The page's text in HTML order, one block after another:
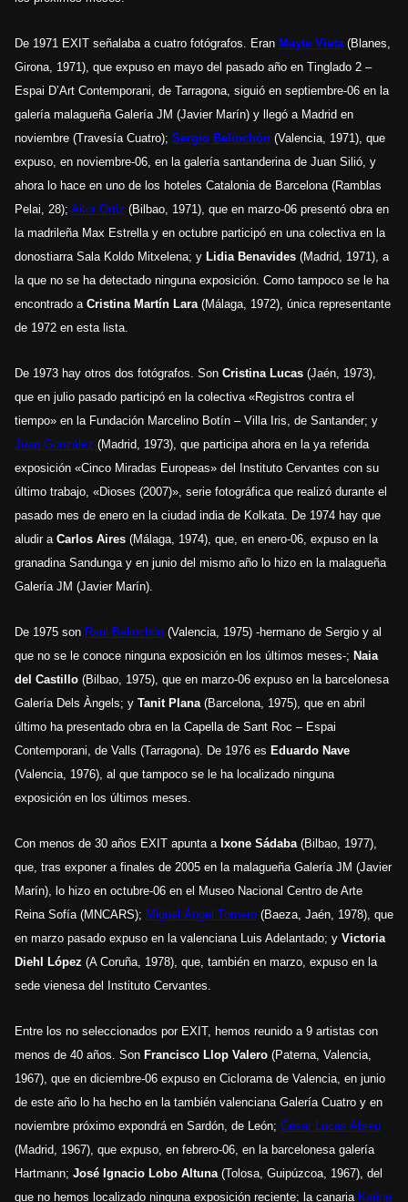
De 1971 EXIT señalaba a cuatro fotógrafos. Eran Mayte Vieta (Blanes,
Girona, 1971), que expuso en mayo del pasado año en Tinglado 2 –
Espai D’Art Contemporani, de Tarragona, siguió en septiembre-06 en la
galería malagueña Galería JM (Javier Marín) y llegó a Madrid en
noviembre (Travesía Cuatro); Sergio Belinchón (Valencia, 1971), que
expuso, en noviembre-06, en la galería santanderina de Juan Silió, y
ahora lo hace en uno de los hoteles Catalonia de Barcelona (Ramblas
Pelai, 28); Aitor Ortiz (Bilbao, 1971), que en marzo-06 presentó obra en
la madrileña Max Estrella y en octubre participó en una colectiva en la
donostiarra Sala Koldo Mitxelena; y Lidia Benavides (Madrid, 1971), a
la que no se ha detectado ninguna exposición. Como tampoco se le ha
encontrado a Cristina Martín Lara (Málaga, 1972), única representante
de 1972 en esta lista.
De 1973 hay otros dos fotógrafos. Son Cristina Lucas (Jaén, 1973),
que en julio pasado participó en la colectiva «Registros contra el
tiempo» en la Fundación Marcelino Botín – Villa Iris, de Santander; y
Juan González (Madrid, 1973), que participa ahora en la ya referida
exposición «Cinco Miradas Europeas» del Instituto Cervantes con su
último trabajo, «Dioses (2007)», serie fotográfica que realizó durante el
pasado mes de enero en la ciudad india de Kolkata. De 1974 hay que
aludir a Carlos Aires (Málaga, 1974), que, en enero-06, expuso en la
granadina Sandunga y en junio del mismo año lo hizo en la malagueña
Galería JM (Javier Marín).
De 1975 son Raul Belinchón (Valencia, 1975) -hermano de Sergio y al
que no se le conoce ninguna exposición en los últimos meses-; Naia
del Castillo (Bilbao, 1975), que en marzo-06 expuso en la barcelonesa
Galería Dels Àngels; y Tanit Plana (Barcelona, 1975), que en abril
último ha presentado obra en la Capella de Sant Roc – Espai
Contemporani, de Valls (Tarragona). De 1976 es Eduardo Nave
(Valencia, 1976), al que tampoco se le ha localizado ninguna
exposición en los últimos meses.
Con menos de 30 años EXIT apunta a Ixone Sádaba (Bilbao, 1977),
que, tras exponer a finales de 2005 en la malagueña Galería JM (Javier
Marín), lo hizo en octubre-06 en el Museo Nacional Centro de Arte
Reina Sofía (MNCARS); Miguel Ángel Tornero (Baeza, Jaén, 1978), que
en marzo pasado expuso en la valenciana Luis Adelantado; y Victoria
Diehl López (A Coruña, 1978), que, también en marzo, expuso en la
sede vienesa del Instituto Cervantes.
Entre los no seleccionados por EXIT, hemos reunido a 9 artistas con
menos de 40 años. Son Francisco Llop Valero (Paterna, Valencia,
1967), que en diciembre-06 expuso en Ciclorama de Valencia, en junio
de este año lo ha hecho en la también valenciana Galería Cuatro y en
noviembre próximo expondrá en Sardón, de León; César Lucas Abreu
(Madrid, 1967), que expuso, en febrero-06, en la barcelonesa galería
Hartmann; José Ignacio Lobo Altuna (Tolosa, Guipúzcoa, 1967), del
que no hemos localizado ninguna exposición reciente; la canaria Karina